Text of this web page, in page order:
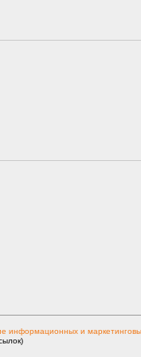
информационных и